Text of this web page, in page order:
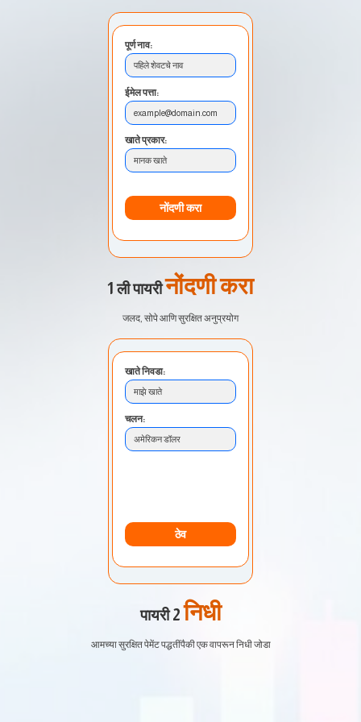
पूर्ण नाव:
पहिले शेवटचे नाव
ईमेल पत्ता:
example@domain.com
खाते प्रकार:
मानक खाते
नोंदणी करा
1 ली पायरीनोंदणी करा
जलद, सोपे आणि सुरक्षित अनुप्रयोग
खाते निवडा:
माझे खाते
चलन:
अमेरिकन डॉलर
ठेव
पायरी 2 निधी
आमच्या सुरक्षित पेमेंट पद्धतींपैकी एक वापरून निधी जोडा